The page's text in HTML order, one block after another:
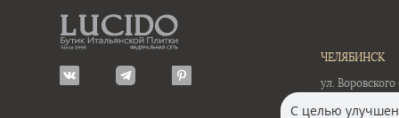
ЧЕЛЯБИНСК
ул. Воровского
С целью